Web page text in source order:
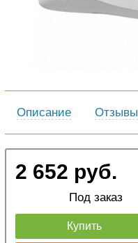
Описание Отзывы
2 652 руб.
Под заказ
Купить